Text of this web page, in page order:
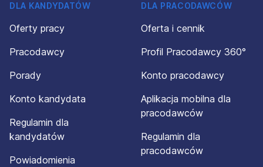
DLA KANDYDATÓW
Oferty pracy
Pracodawcy
Porady
Konto kandydata
Regulamin dla
kandydatów
Powiadomienia
DLA PRACODAWCÓW
Oferta i cennik
Profil Pracodawcy 360°
Konto pracodawcy
Aplikacja mobilna dla
pracodawców
Regulamin dla
pracodawców